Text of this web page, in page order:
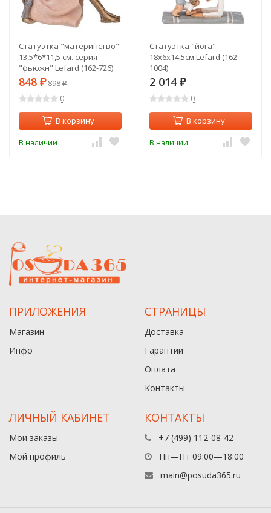
Статуэтка "материнство"
13,5*6*11,5 см. серия
"фьюжн" Lefard (162-726)
848 ₽898₽
0
В корзину
В наличии
Статуэтка "йога"
18х6х14,5см Lefard (162-
1004)
2 014 ₽
0
В корзину
В наличии
ПРИЛОЖЕНИЯ
Магазин
Инфо
СТРАНИЦЫ
Доставка
Гарантии
Оплата
Контакты
ЛИЧНЫЙ КАБИНЕТ
Мои заказы
Мой профиль
КОНТАКТЫ
+7 (499) 112-08-42
Пн—Пт 09:00—18:00
main@posuda365.ru